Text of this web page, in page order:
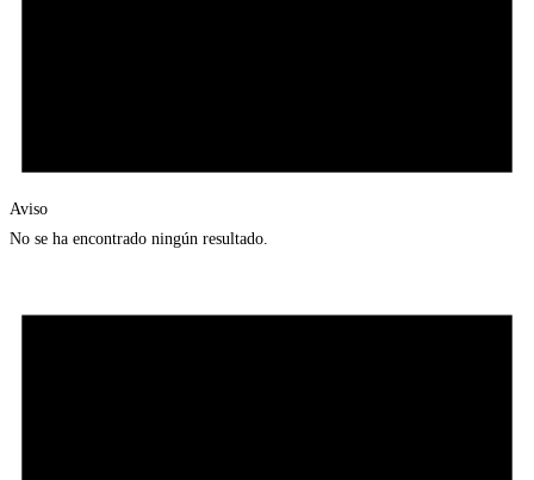
Aviso
No se ha encontrado ningún resultado.